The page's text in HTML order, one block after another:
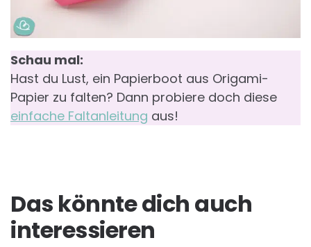
Schau mal:
Hast du Lust, ein Papierboot aus Origami-
Papier zu falten? Dann probiere doch diese
einfache Faltanleitung aus!
Das könnte dich auch
interessieren